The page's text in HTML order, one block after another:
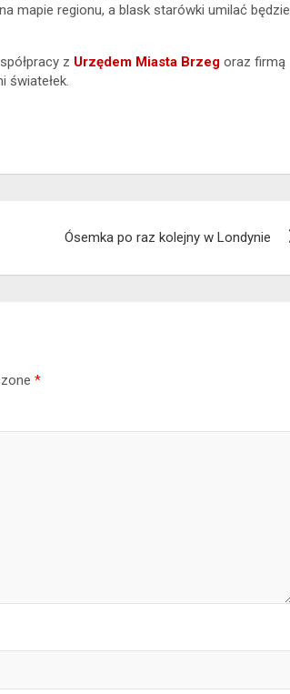
mapie regionu, a blask starówki umilać będzie
z Urzędem Miasta Brzeg oraz firmą
światełek.
Ósemka po raz kolejny w Londynie
*